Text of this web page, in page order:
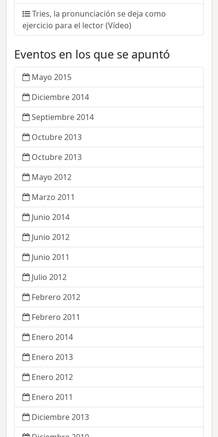
Tries, la pronunciación se deja como
ejercicio para el lector (Vídeo)
Eventos en los que se apuntó
Mayo 2015
Diciembre 2014
Septiembre 2014
Octubre 2013
Octubre 2013
Mayo 2012
Marzo 2011
Junio 2014
Junio 2012
Junio 2011
Julio 2012
Febrero 2012
Febrero 2011
Enero 2014
Enero 2013
Enero 2012
Enero 2011
Diciembre 2013